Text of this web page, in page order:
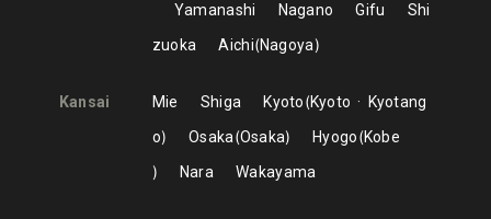
Yamanashi
Nagano Gifu
Shi
zuoka
Aichi Nagoya
Kansai Mie Shiga Kyoto Kyoto
Kyotang
o
Osaka Osaka Hyogo Kobe
Nara
Wakayama